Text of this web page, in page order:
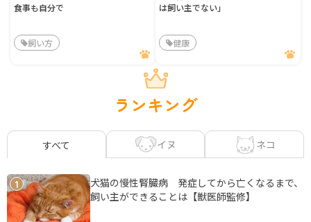
食事も自分で
飼い方
は飼い主でない」
健康
ランキング
すべて イヌ ネコ
1
犬猫の慢性腎臓病 発症してから亡くなるまで、
飼い主ができることは【獣医師監修】